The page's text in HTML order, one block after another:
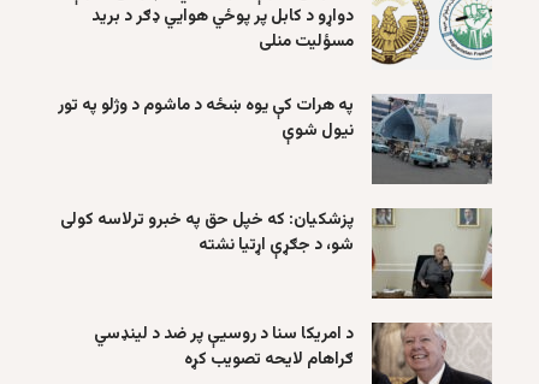
دواړو د کابل پر پوځي هوايي ډګر د برید
مسؤلیت منلی
په هرات کې یوه ښځه د ماشوم د وژلو په تور
نیول شوې
پزشکیان: که خپل حق په خبرو ترلاسه کولی
شو، د جګړې اړتیا نشته
د امریکا سنا د روسیې پر ضد د لینډسي
ګراهام لایحه تصویب کړه